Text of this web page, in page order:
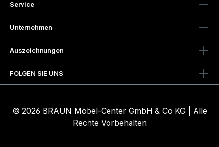
Service
Unternehmen
Auszeichnungen
FOLGEN SIE UNS
© 2026 BRAUN Möbel-Center GmbH & Co KG | Alle
Rechte Vorbehalten